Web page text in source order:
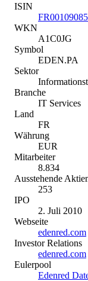
ISIN
WKN
A1C0JG
Symbol
EDEN.PA
Sektor
Branche
IT Services
Land
FR
Währung
EUR
Mitarbeiter
8.834
Ausstehende
253
IPO
2. Juli 2010
Webseite
edenred.com
Investor Relations
edenred.com
Eulerpool
Edenred